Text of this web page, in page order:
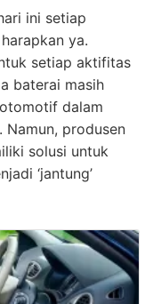
ini setiap
ya.
setiap aktifitas
baterai masih
dalam
Namun, produsen
solusi untuk
‘jantung’